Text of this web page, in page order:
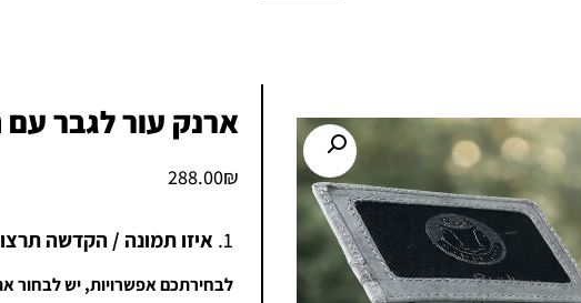
ארנק עור לגבר עם
288.00₪
1. איזו תמונה / הקדשה
לבחירתכם אפשרויות, יש לבחור